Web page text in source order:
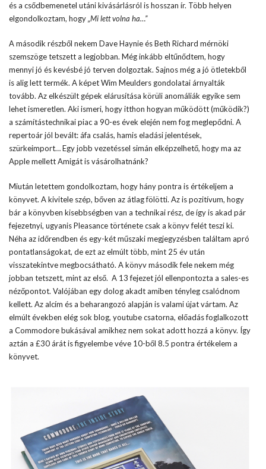
és a csődbemenetel utáni kivásárlásról is hosszan ír. Több helyen
elgondolkoztam, hogy„Mi lett volna ha…”
A második részből nekem Dave Haynie és Beth Richard mérnöki
szemszöge tetszett a legjobban. Még inkább eltűnődtem, hogy
mennyi jó és kevésbé jó terven dolgoztak. Sajnos még a jó ötletekből
is alig lett termék. A képet Wim Meulders gondolatai árnyalták
tovább. Az elkészült gépek elárusítása körüli anomáliák egyike sem
lehet ismeretlen. Aki ismeri, hogy itthon hogyan működött (működik?)
a számítástechnikai piac a 90-es évek elején nem fog meglepődni. A
repertoár jól bevált: áfa csalás, hamis eladási jelentések,
szürkeimport… Egy jobb vezetéssel simán elképzelhető, hogy ma az
Apple mellett Amigát is vásárolhatnánk?
Miután letettem gondolkoztam, hogy hány pontra is értékeljem a
könyvet. A kivitele szép, bőven az átlag fölötti. Az is pozitívum, hogy
bár a könyvben kisebbségben van a technikai rész, de így is akad pár
fejezetnyi, ugyanis Pleasance története csak a könyv felét teszi ki.
Néha az időrendben és egy-két műszaki megjegyzésben találtam apró
pontatlanságokat, de ezt az elmúlt több, mint 25 év után
visszatekintve megbocsátható. A könyv második fele nekem még
jobban tetszett, mint az első. A 13 fejezet jól ellenpontozta a sales-es
nézőpontot. Valójában egy dolog akadt amiben tényleg csalódnom
kellett. Az alcím és a beharangozó alapján is valami újat vártam. Az
elmúlt években elég sok blog, youtube csatorna, előadás foglalkozott
a Commodore bukásával amikhez nem sokat adott hozzá a könyv. Így
aztán a £30 árát is figyelembe véve 10-ből 8.5 pontra értékelem a
könyvet.